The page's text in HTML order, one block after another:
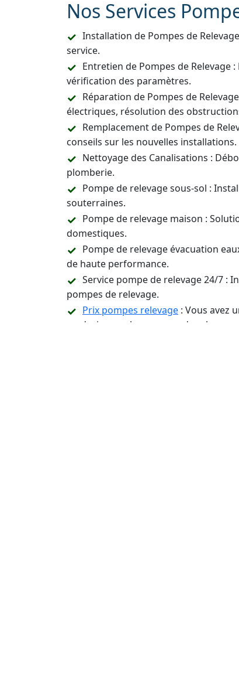
Nos Services
Installation de Pompes de
service.
Entretien de Pompes de Relevage
vérification des paramètres.
Réparation de Pompes de
électriques, résolution des
Remplacement de Pompes de
conseils sur les nouvelles installations.
Nettoyage des Canalisations :
plomberie.
Pompe de relevage sous-sol :
souterraines.
Pompe de relevage maison :
domestiques.
Pompe de relevage évacuation
de haute performance.
Service pompe de relevage 24/7 :
pompes de relevage.
Prix pompes relevage : Vous avez
un devis pour les pompes de relevage.